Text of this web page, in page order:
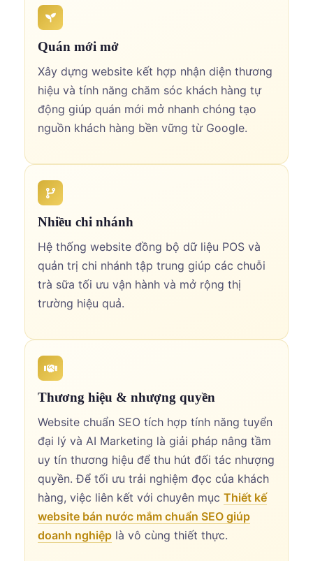
Quán mới mở
Xây dựng website kết hợp nhận diện thương
hiệu và tính năng chăm sóc khách hàng tự
động giúp quán mới mở nhanh chóng tạo
nguồn khách hàng bền vững từ Google.
Nhiều chi nhánh
Hệ thống website đồng bộ dữ liệu POS và
quản trị chi nhánh tập trung giúp các chuỗi
trà sữa tối ưu vận hành và mở rộng thị
trường hiệu quả.
Thương hiệu & nhượng quyền
Website chuẩn SEO tích hợp tính năng tuyển
đại lý và AI Marketing là giải pháp nâng tầm
uy tín thương hiệu để thu hút đối tác nhượng
quyền. Để tối ưu trải nghiệm đọc của khách
hàng, việc liên kết với chuyên mục Thiết kế
website bán nước mắm chuẩn SEO giúp
doanh nghiệp là vô cùng thiết thực.